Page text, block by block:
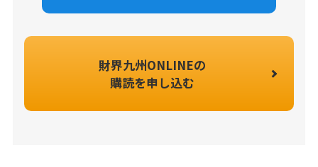
財界九州ONLINEの
購読を申し込む